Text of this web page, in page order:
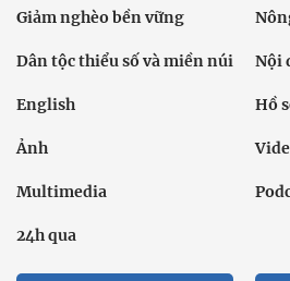
Giảm nghèo bền vững
Dân tộc thiểu số và miền núi Nội
English Hồ
Ảnh
Multimedia
24h qua